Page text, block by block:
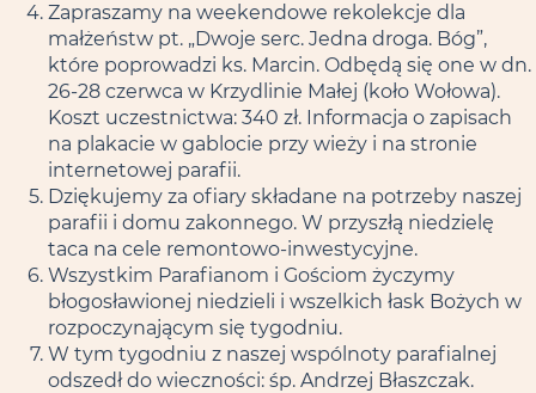
Zapraszamy na weekendowe rekolekcje dla
małżeństw pt. „Dwoje serc. Jedna droga. Bóg”,
które poprowadzi ks. Marcin. Odbędą się one w dn.
26-28 czerwca w Krzydlinie Małej (koło Wołowa).
Koszt uczestnictwa: 340 zł. Informacja o zapisach
na plakacie w gablocie przy wieży i na stronie
internetowej parafii.
Dziękujemy za ofiary składane na potrzeby naszej
parafii i domu zakonnego. W przyszłą niedzielę
taca na cele remontowo-inwestycyjne.
Wszystkim Parafianom i Gościom życzymy
błogosławionej niedzieli i wszelkich łask Bożych w
rozpoczynającym się tygodniu.
W tym tygodniu z naszej wspólnoty parafialnej
odszedł do wieczności: śp. Andrzej Błaszczak.